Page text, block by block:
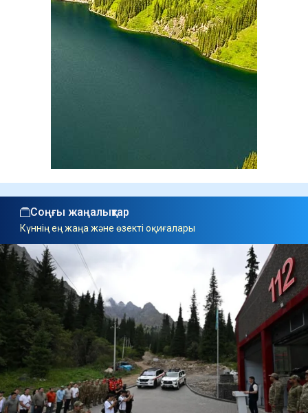
Соңғы жаңалықтар
Күннің ең жаңа және өзекті оқиғалары